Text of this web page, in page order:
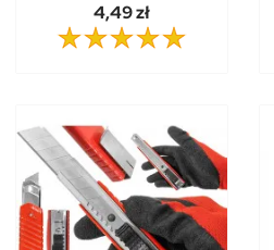
4,49 zł